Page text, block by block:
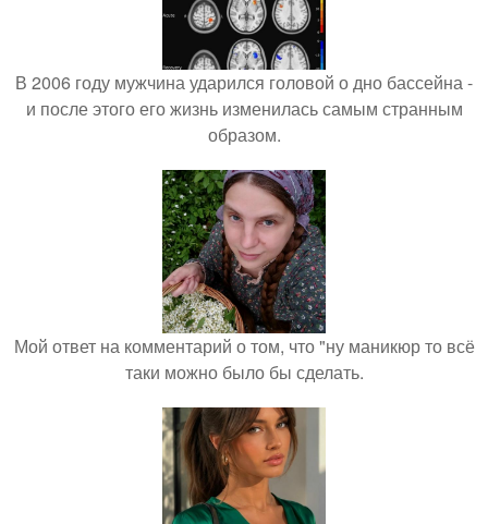
В 2006 году мужчина ударился головой о дно бассейна -
и после этого его жизнь изменилась самым странным
образом.
Мой ответ на комментарий о том, что "ну маникюр то всё
таки можно было бы сделать.